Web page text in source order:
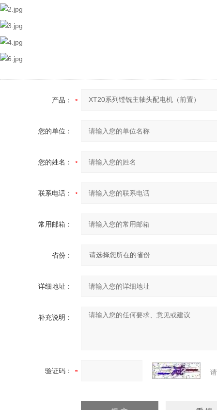
产品：
您的单位：
您的姓名：
联系电话：
常用邮箱：
省份：
详细地址：
补充说明：
验证码：